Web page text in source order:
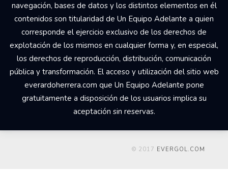
navegación, bases de datos y los distintos elementos en él
contenidos son titularidad de Un Equipo Adelante a quien
corresponde el ejercicio exclusivo de los derechos de
explotación de los mismos en cualquier forma y, en especial,
los derechos de reproducción, distribución, comunicación
pública y transformación. El acceso y utilización del sitio web
everardoherrera.com que Un Equipo Adelante pone
gratuitamente a disposición de los usuarios implica su
aceptación sin reservas.
© 2017 EVERGOL.COM